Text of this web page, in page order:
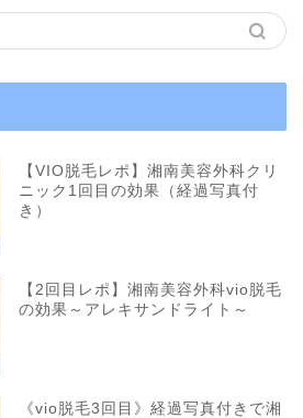
【VIO脱毛レポ】湘南美容外科クリ
ニック1回目の効果（経過写真付
き）
【2回目レポ】湘南美容外科vio脱毛
の効果～アレキサンドライト～
《vio脱毛3回目》経過写真付きで湘